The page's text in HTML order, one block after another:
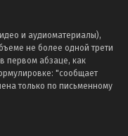
и аудиоматериалы),
не более одной трети
первом абзаце, как
"сообщает
только по письменному